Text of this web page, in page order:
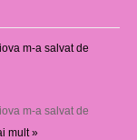
m-a salvat de
m-a salvat de
mult »